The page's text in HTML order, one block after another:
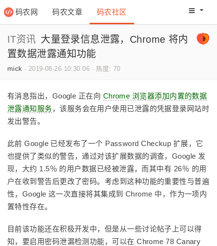
码农网 码农文章 码农社区 码农网
IT资讯 大量登录信息泄露，Chrome 将内
置数据泄露通知功能
mick · 2019-08-26 10:30:06 · 热度: 70
有消息指出，Google 正在向 Chrome 浏览器添加内置的数据
泄露通知服务，该服务会在用户使用已泄露的凭据登录网站时
发出警告。
此前 Google 已经发布了一个 Password Checkup 扩展，它
也提供了类似的警告，通过对该扩展数据的调查，Google 发
现，大约 1.5％ 的用户数据已经被泄露，而其中有 26％ 的用
户在收到警告后更改了密码。考虑到这种功能的重要性与普遍
性，Google 这一次直接将其集成到 Chrome 中，作为一项内
置特性存在。
目前该功能还在积极开发中，但是从一些讨论帖子上可以得
知，要启用密码泄漏检测功能，可以在 Chrome 78 Canary